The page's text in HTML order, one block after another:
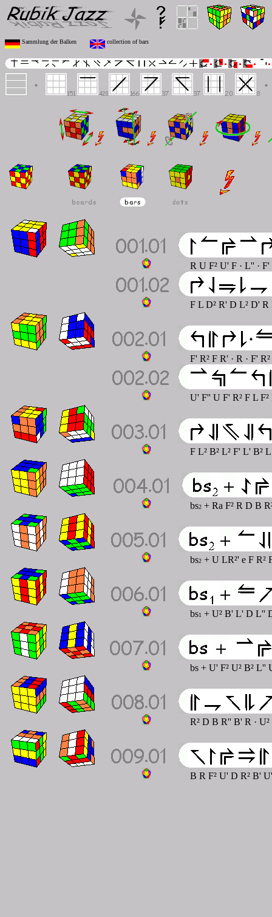
Sammlung der Balken collection of bars
R U F² U' F · L'' ·
F L D² R' D L² D' R
F' R² F R' · R · F'
U' F'' U F' R² F L
F L² B² L² F' L' B² L
bs2 + Ra F² R D B
bs2 + U LR²' e F R²
bs1 + U² B' L' D L''
bs + U' F² U² B² L''
R² D B R'' B' R ·
B R F² U' D R² B'